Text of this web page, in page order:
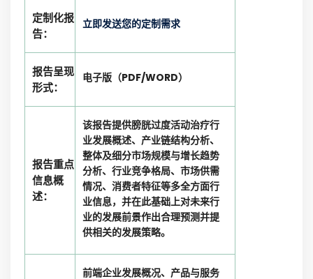
定制化报
告：
立即发送您的定制需求
报告呈现
形式：
电子版（PDF/WORD）
报告重点
信息概
述：
该报告提供膀胱过度活动治疗行
业发展概述、产业链结构分析、
整体及细分市场规模与增长趋势
分析、行业竞争格局、市场供需
情况、消费者特征等多全方面行
业信息，并在此基础上对未来行
业的发展前景作出合理预测并提
供相关的发展策略。
前端企业发展概况、产品与服务